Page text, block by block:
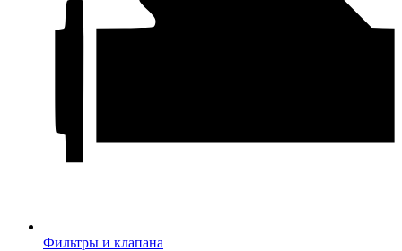
Фильтры и клапана